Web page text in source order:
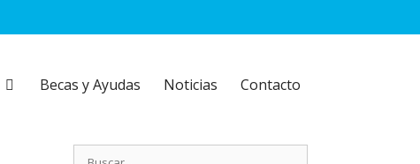
Becas y Ayudas Noticias Contacto